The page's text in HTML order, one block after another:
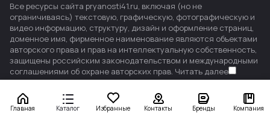
Главная Каталог Избранные Контакты Бренды Компания
Все ресурсы сайта pryanosti41.ru, включая (но не
ограничиваясь) текстовую, графическую, фотографическую и
видео информацию, структуру, дизайн и оформление страниц,
доменное имя, фирменное наименование являются объектами
авторского права и прав на интеллектуальную собственность,
защищены российским законодательством и международными
соглашениями об охране авторских прав. Читать далее